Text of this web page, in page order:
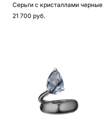
Серьги с кристаллами черные
21 700 pуб.